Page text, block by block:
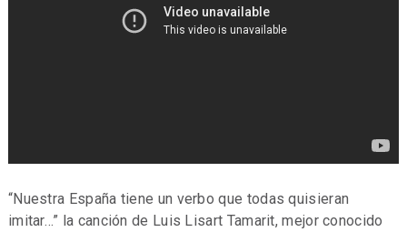
“Nuestra España tiene un verbo que todas quisieran
imitar…” la canción de Luis Lisart Tamarit, mejor conocido